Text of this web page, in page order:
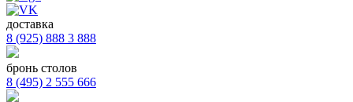
доставка
8 (925) 888 3 888
бронь столов
8 (495) 2 555 666